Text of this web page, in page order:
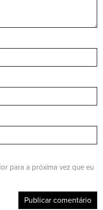
para a próxima vez que eu